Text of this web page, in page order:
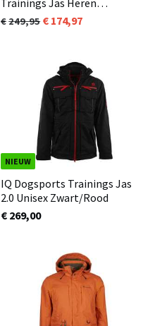
Trainings Jas Heren
Mosgroen / Zwart (153) 2.0
249,95 174,97
NIEUW
IQ Dogsports Trainings Jas
2.0 Unisex Zwart/Rood
€ 269,00